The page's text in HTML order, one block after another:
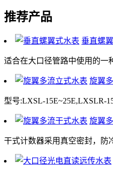
推荐产品
垂直螺
适合在大口径管路中使用的一
旋翼
型号:LXSL-15E~25E,LXSLR-
旋翼
干式计数器采用真空密封，防